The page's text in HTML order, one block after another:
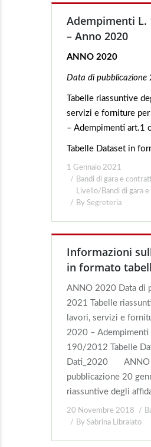
Adempimenti L.
– Anno 2020
ANNO 2020
Data di pubblicazione
Tabelle riassuntive
servizi e forniture
– Adempimenti art.1
Tabelle Dataset in
1 Gennaio 2021
Bandi di gara e
Livello/Bandi di gara
By Segreteria
Informazioni
in formato
ANNO 2020 Data di
2021 Tabelle
lavori, servizi e
2020 – Adempimenti
190/2012 Tabelle
Dati_2020 ANNO
pubblicazione 20
riassuntive degli
20 Novembre 2018
By Sabrina Libralato